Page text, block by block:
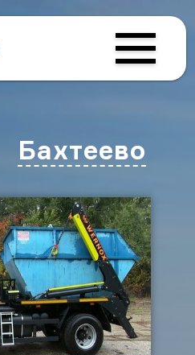
Бахтеево